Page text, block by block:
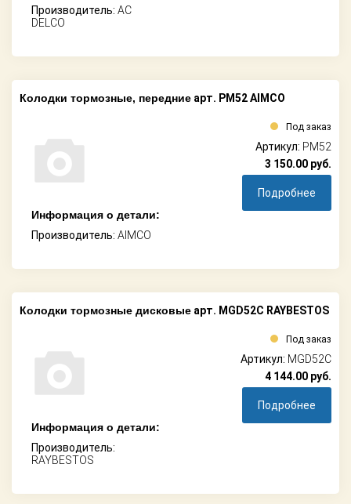
Производитель: AC
DELCO
Колодки тормозные, передние арт. PM52 AIMCO
Информация о детали:
Производитель: AIMCO
Под заказ
Артикул: PM52
3 150.00 руб.
Подробнее
Колодки тормозные дисковые арт. MGD52C RAYBESTOS
Информация о детали:
Производитель:
RAYBESTOS
Под заказ
Артикул: MGD52C
4 144.00 руб.
Подробнее